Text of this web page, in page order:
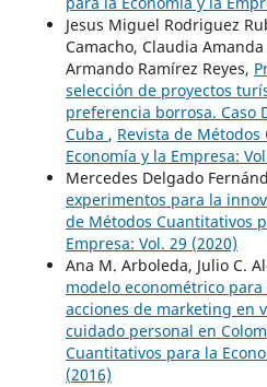
Jesus Miguel Rodriguez
Camacho, Claudia
Armando Ramírez Reyes,
selección de proyectos
preferencia borrosa. Caso
Cuba , Revista de
Economía y la Empresa:
Mercedes Delgado
experimentos para la
de Métodos Cuantitativos
Empresa: Vol. 29 (2020)
Ana M. Arboleda, Julio C.
modelo econométrico
acciones de marketing en
cuidado personal en
Cuantitativos para la
(2016)